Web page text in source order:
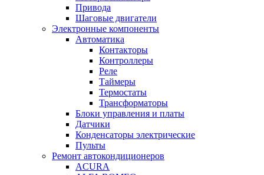
Привода
Шаговые двигатели
Электронные компоненты
Автоматика
Контакторы
Контроллеры
Реле
Таймеры
Термостаты
Трансформаторы
Блоки управления и платы
Датчики
Конденсаторы электрические
Пульты
Ремонт автокондиционеров
ACURA